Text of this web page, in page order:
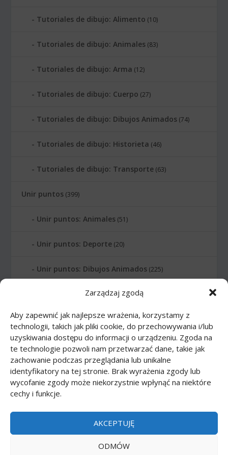
Zarządzaj zgodą
Aby zapewnić jak najlepsze wrażenia, korzystamy z
technologii, takich jak pliki cookie, do przechowywania i/lub
uzyskiwania dostępu do informacji o urządzeniu. Zgoda na
te technologie pozwoli nam przetwarzać dane, takie jak
zachowanie podczas przeglądania lub unikalne
identyfikatory na tej stronie. Brak wyrażenia zgody lub
wycofanie zgody może niekorzystnie wpłynąć na niektóre
cechy i funkcje.
AKCEPTUJĘ
ODMÓW
Tutoriales de dibujo: Alimento (10)
Tutoriales de dibujo: Animales (83)
Tutoriales de dibujo: Arma (12)
Tutoriales de dibujo: Cuerpo (27)
Tutoriales de dibujo: Dibujos Animados (74)
Tutoriales de dibujo: Historieta (46)
Tutoriales de dibujo: Transporte (63)
Unir puntos (399)
Unir puntos: Animales (51)
Unir puntos: Deporte (20)
Unir puntos: Dibujos Animados (225)
Unir puntos: Edificios(24)
Unir puntos: Instrumentos musicales(14)
Unir puntos: Letras
Unir puntos: Numeros(12)
Unir puntos: Planetas
Unir puntos: Profesión(21)
Unir puntos: Transporte(16)